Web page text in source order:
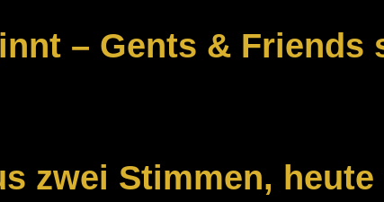
– Gents & Friends
zwei Stimmen,